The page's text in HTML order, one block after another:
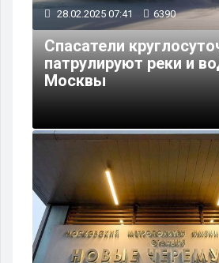
28.02.2025 07:41 6390
Спасатели
патрулируют реки и
Москвы